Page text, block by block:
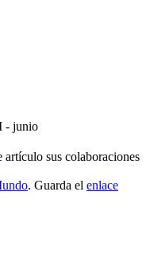
- junio
artículo sus colaboraciones
. Guarda el enlace